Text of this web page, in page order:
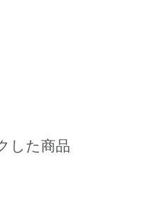
した商品